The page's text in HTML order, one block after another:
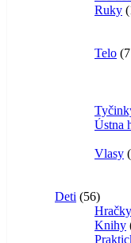
Ruky
Telo
Ústna
Vlasy
Deti 5656
Hračky
Knihy